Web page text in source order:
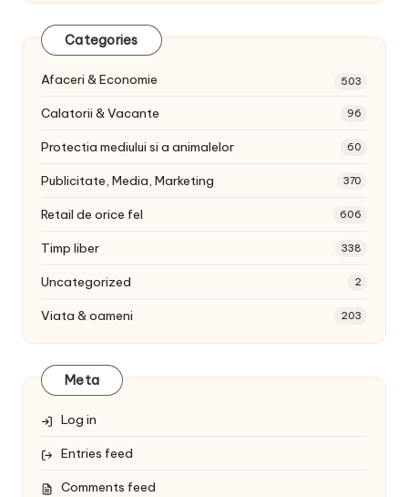
Categories
Afaceri & Economie 503
Calatorii & Vacante 96
Protectia mediului si a animalelor 60
Publicitate, Media, Marketing 370
Retail de orice fel 606
Timp liber 338
Uncategorized 2
Viata & oameni 203
Meta
Log in
Entries feed
Comments feed